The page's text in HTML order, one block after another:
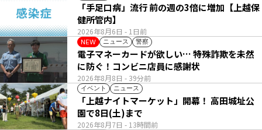
2026年8月6日 - 1日前
「手足口病」流行 前の週の3倍に増加【上越保
健所管内】
NEW ニュース 警察
2026年8月8日 - 39分前
電子マネーカードが欲しい… 特殊詐欺を未然
に防ぐ！コンビニ店員に感謝状
イベント ニュース
2026年8月7日 - 13時間前
「上越ナイトマーケット」開幕！ 高田城址公
園で8日(土)まで